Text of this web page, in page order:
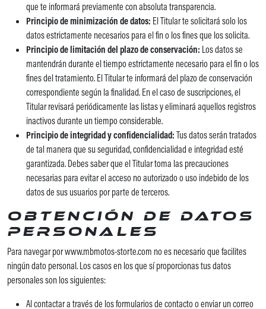
que te informará previamente con absoluta transparencia.
Principio de minimización de datos: El Titular te solicitará solo los
datos estrictamente necesarios para el fin o los fines que los solicita.
Principio de limitación del plazo de conservación: Los datos se
mantendrán durante el tiempo estrictamente necesario para el fin o los
fines del tratamiento. El Titular te informará del plazo de conservación
correspondiente según la finalidad. En el caso de suscripciones, el
Titular revisará periódicamente las listas y eliminará aquellos registros
inactivos durante un tiempo considerable.
Principio de integridad y confidencialidad: Tus datos serán tratados
de tal manera que su seguridad, confidencialidad e integridad esté
garantizada. Debes saber que el Titular toma las precauciones
necesarias para evitar el acceso no autorizado o uso indebido de los
datos de sus usuarios por parte de terceros.
Obtención de datos
personales
Para navegar por www.mbmotos-storte.com no es necesario que facilites
ningún dato personal. Los casos en los que sí proporcionas tus datos
personales son los siguientes:
Al contactar a través de los formularios de contacto o enviar un correo